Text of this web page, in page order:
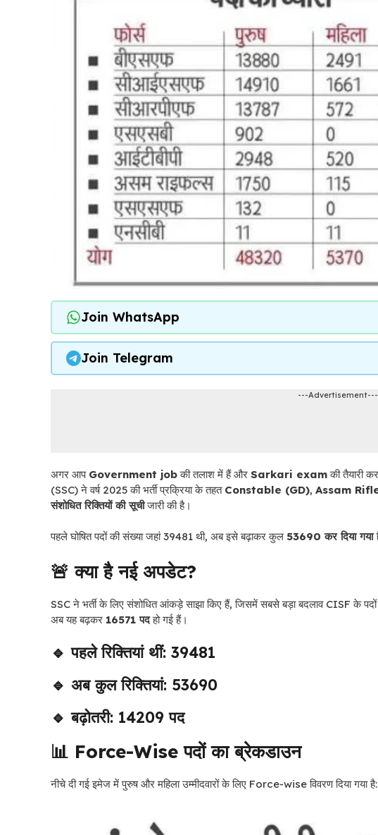
Join WhatsApp
Join Telegram
---Advertisement---
अगर आप Government jobकी तलाश में हैं और Sarkari examकी तैयारी
(SSC) ने वर्ष 2025 की भर्ती प्रक्रिया के तहत Constable (GD), Assam
संशोधित रिक्तियों की सूचीजारी की है।
पहले घोषित पदों की संख्या जहां 39481 थी, अब इसे बढ़ाकर कुल 53690 कर दिया गया
🚨 क्या है नई अपडेट?
SSC ने भर्ती के लिए संशोधित आंकड़े साझा किए हैं, जिसमें सबसे बड़ा बदलाव CISF के
अब यह बढ़कर 16571 पदहो गई हैं।
🔹 पहले रिक्तियां थीं: 39481
🔹 अब कुल रिक्तियां: 53690
🔹 बढ़ोतरी: 14209 पद
📊 Force-Wise पदों का ब्रेकडाउन
नीचे दी गई इमेज में पुरुष और महिला उम्मीदवारों के लिए Force-wise विवरण दिया गया है: